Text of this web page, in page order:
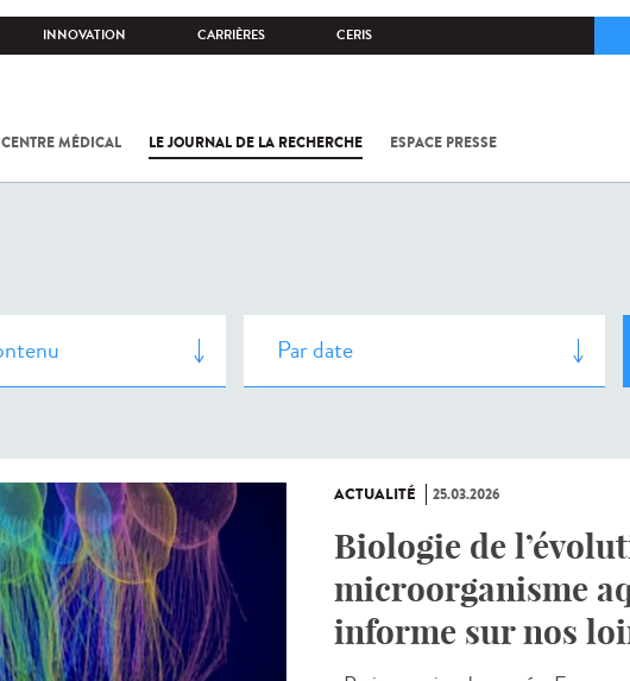
INNOVATION CARRIÈRES CERIS
CENTRE MÉDICAL LE JOURNAL DE LA RECHERCHE ESPACE PRESSE
COV-2 /
ACTUALITÉ 25.03.2026
Biologie de
microorganisme
informe sur nos